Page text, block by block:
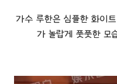
가수 루한은 심플한 화이
가 놀랍게 풋풋한 모